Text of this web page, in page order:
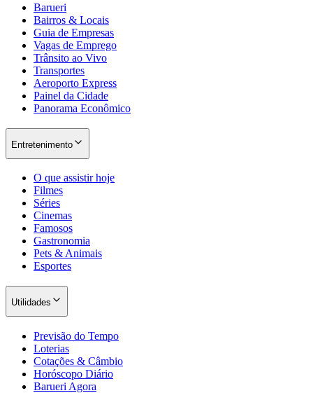
Palmeiras
Barueri
Bairros & Locais
Guia de Empresas
Vagas de Emprego
Trânsito ao Vivo
Transportes
Aeroporto Express
Painel da Cidade
Panorama Econômico
Entretenimento
O que assistir hoje
Filmes
Séries
Cinemas
Famosos
Gastronomia
Pets & Animais
Esportes
Utilidades
Previsão do Tempo
Loterias
Cotações & Câmbio
Horóscopo Diário
Barueri Agora